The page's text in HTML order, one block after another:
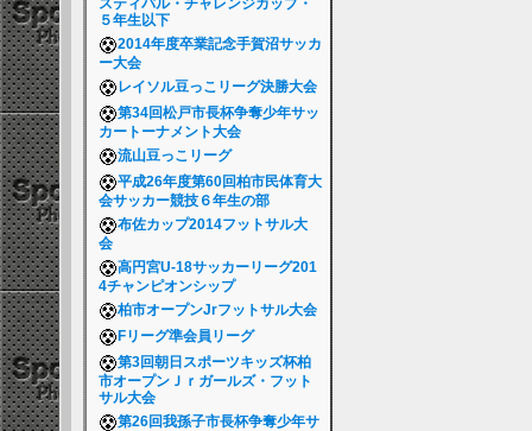
スティバル・チャレンジカップ・
５年生以下
2014年度卒業記念手賀沼サッカ
ー大会
レイソル豆っこリーグ決勝大会
第34回松戸市長杯争奪少年サッ
カートーナメント大会
流山豆っこリーグ
平成26年度第60回柏市民体育大
会サッカー競技６年生の部
布佐カップ2014フットサル大
会
高円宮U-18サッカーリーグ201
4チャンピオンシップ
柏市オープンJrフットサル大会
Fリーグ準会員リーグ
第3回朝日スポーツキッズ杯柏
市オープンＪｒガールズ・フット
サル大会
第26回我孫子市長杯争奪少年サ